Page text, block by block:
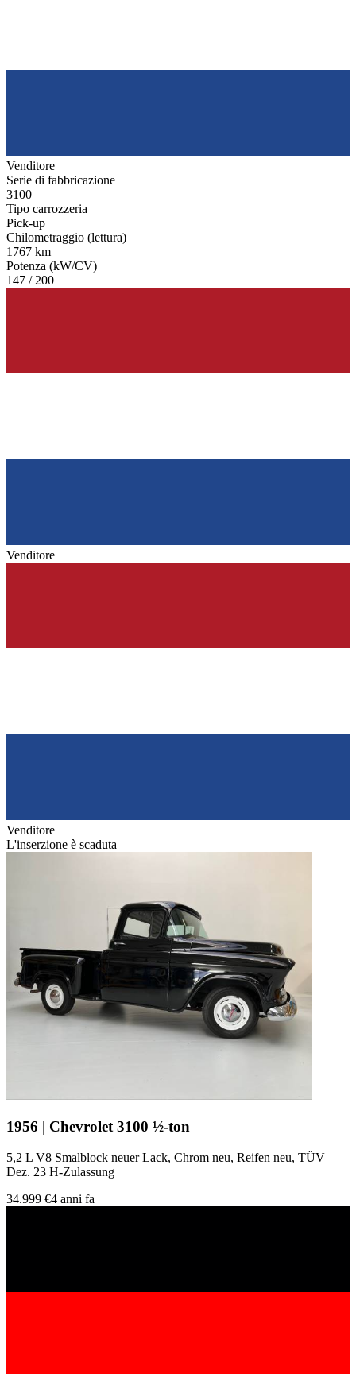
Venditore
Serie di fabbricazione
3100
Tipo carrozzeria
Pick-up
Chilometraggio (lettura)
1767 km
Potenza (kW/CV)
147 / 200
Venditore
Venditore
L'inserzione è scaduta
1956 | Chevrolet 3100 ½-ton
5,2 L V8 Smalblock neuer Lack, Chrom neu, Reifen neu, TÜV
Dez. 23 H-Zulassung
34.999 €4 anni fa